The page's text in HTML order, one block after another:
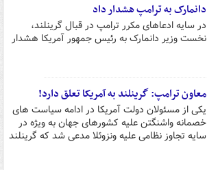
دانمارک به ترامپ هشدار داد
در سایه ادعاهای مکرر ترامپ در قبال گرینلند،
نخست وزیر دانمارک به رئیس جمهور آمریکا هشدار
معاون ترامپ: گرینلند به آمریکا تعلق دارد!
یکی از مسئولان دولت آمریکا در ادامه سیاست های
خصمانه واشنگتن علیه کشورهای جهان به ویژه در
سایه تجاوز نظامی علیه ونزوئلا مدعی شد که گرینلند